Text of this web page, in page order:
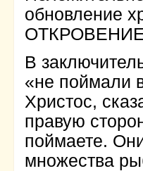
обновление
В
«не поймали
Христос,
правую
поймаете.
множества